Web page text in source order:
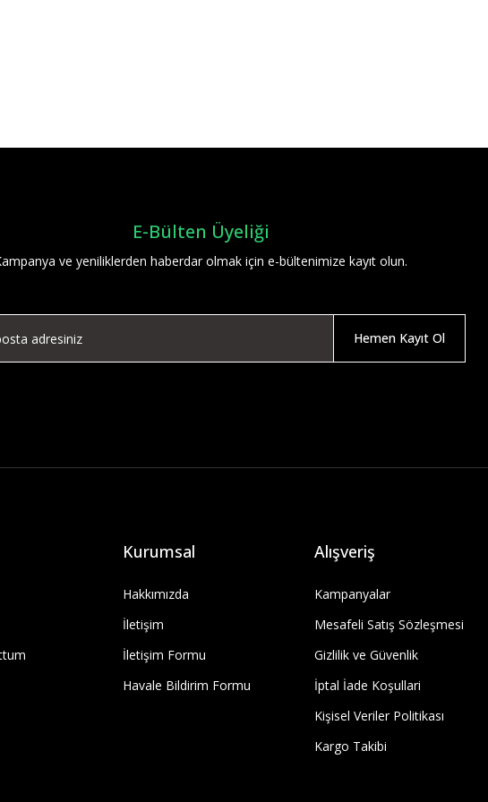
Yorum Yaz
E-Bülten Üyeliği
ve yeniliklerden haberdar olmak için e-bültenimize kayıt olun.
Hemen Kayıt Ol
Kurumsal
Hakkımızda
İletişim
İletişim Formu
Havale Bildirim Formu
Alışveriş
Kampanyalar
Mesafeli Satış Sözleşmesi
Gizlilik ve Güvenlik
İptal İade Koşullari
Kişisel Veriler Politikası
Kargo Takibi